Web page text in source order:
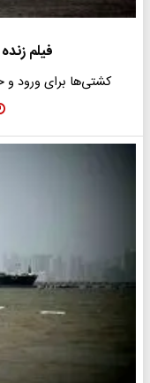
فیلم
کشتی‌ها برای ورود